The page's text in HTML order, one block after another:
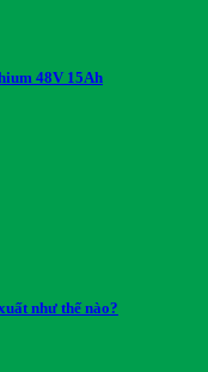
48V 15Ah
như thế nào?